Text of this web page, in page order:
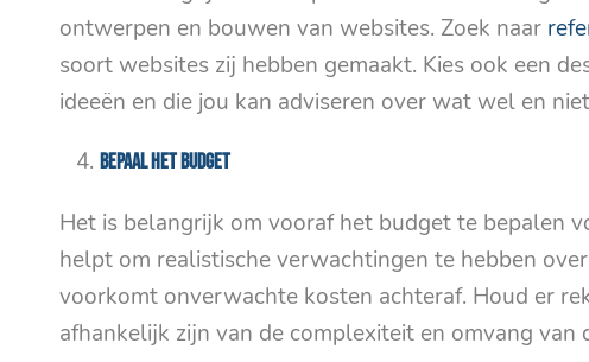
ontwerpen en bouwen van websites. Zoek naar
soort websites zij hebben gemaakt. Kies ook een
ideeën en die jou kan adviseren over wat wel en
Bepaal het budget
Het is belangrijk om vooraf het budget te bepalen
helpt om realistische verwachtingen te hebben
voorkomt onverwachte kosten achteraf. Houd er
afhankelijk zijn van de complexiteit en omvang van